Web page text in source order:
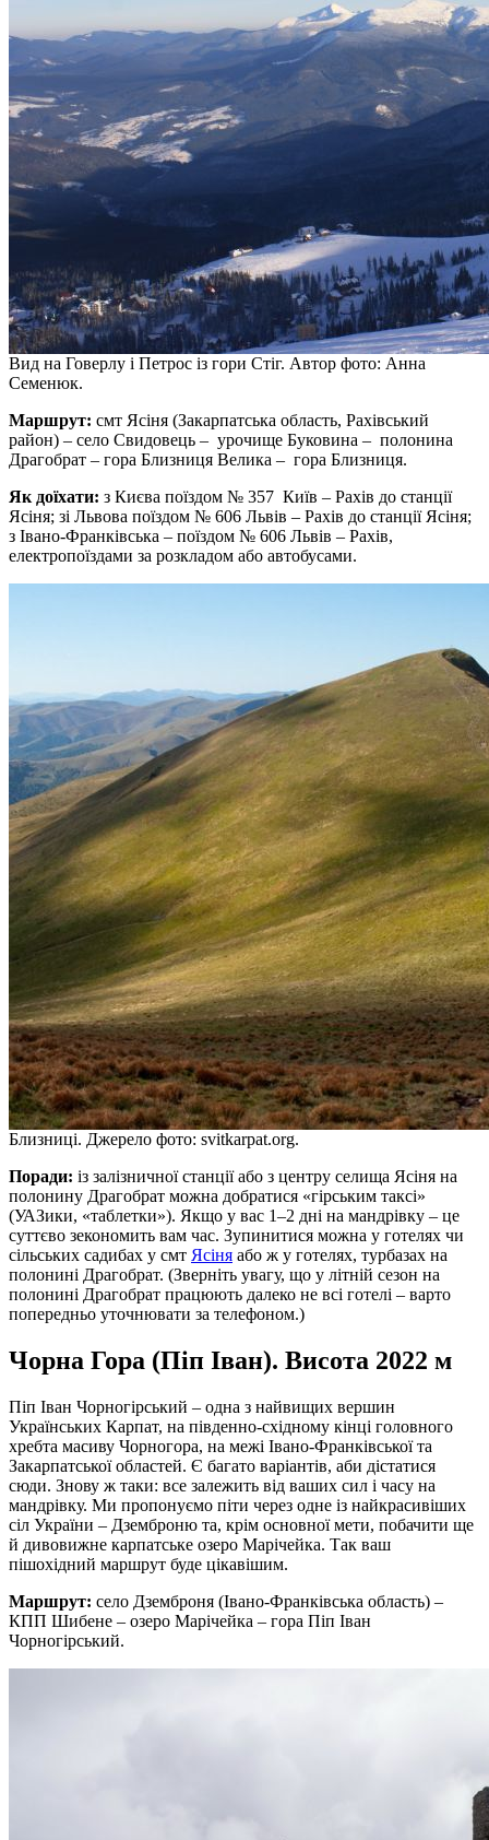
Вид на Говерлу і Петрос із гори Стіг. Автор фото: Анна
Семенюк.
Маршрут: смт Ясіня (Закарпатська область, Рахівський
район) – село Свидовець – урочище Буковина – полонина
Драгобрат – гора Близниця Велика – гора Близниця.
Як доїхати: з Києва поїздом № 357 Київ – Рахів до станції
Ясіня; зі Львова поїздом № 606 Львів – Рахів до станції Ясіня;
з Івано-Франківська – поїздом № 606 Львів – Рахів,
електропоїздами за розкладом або автобусами.
Близниці. Джерело фото: svitkarpat.org.
Поради: із залізничної станції або з центру селища Ясіня на
полонину Драгобрат можна добратися «гірським таксі»
(УАЗики, «таблетки»). Якщо у вас 1–2 дні на мандрівку – це
суттєво зекономить вам час. Зупинитися можна у готелях чи
сільських садибах у смт Ясіня або ж у готелях, турбазах на
полонині Драгобрат. (Зверніть увагу, що у літній сезон на
полонині Драгобрат працюють далеко не всі готелі – варто
попередньо уточнювати за телефоном.)
Чорна Гора (Піп Іван). Висота 2022 м
Піп Іван Чорногірський – одна з найвищих вершин
Українських Карпат, на південно-східному кінці головного
хребта масиву Чорногора, на межі Івано-Франківської та
Закарпатської областей. Є багато варіантів, аби дістатися
сюди. Знову ж таки: все залежить від ваших сил і часу на
мандрівку. Ми пропонуємо піти через одне із найкрасивіших
сіл України – Дземброню та, крім основної мети, побачити ще
й дивовижне карпатське озеро Марічейка. Так ваш
пішохідний маршрут буде цікавішим.
Маршрут: село Дземброня (Івано-Франківська область) –
КПП Шибене – озеро Марічейка – гора Піп Іван
Чорногірський.